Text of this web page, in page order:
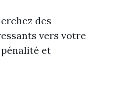
des
vers votre
et